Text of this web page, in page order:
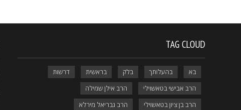
TAG CLOUD
בא בהעלותך בלק בראשית
דרשות
הרב אבישי בטאשוילי
הרב אילן שמילה
הרב בן ציון בטאשוילי
הרב גבריאל מירלא